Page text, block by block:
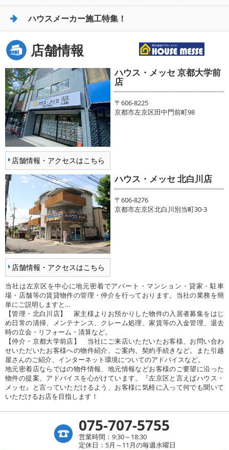
ハウスメーカー施工特集！
店舗情報
店舗情報・アクセスはこちら
ハウス・メッセ 京都大学前
店
〒606-8225
京都市左京区田中門前町98
店舗情報・アクセスはこちら
ハウス・メッセ 北白川店
〒606-8276
京都市左京区北白川別当町30-3
当社は左京区を中心に地元密着でアパート・マンション・貸家・駐車
場・店舗等の賃貸物件の管理・仲介を行っております。当社の業務を簡
単にご説明しますと…
【管理・北白川店】 家主様よりお預かりした物件の入居者募集をはじ
め日常の清掃、メンテナンス、クレーム処理、家賃等の入金管理、退去
時の立会・リフォーム・清算など。
【仲介・京都大学前店】 当社にご来店いただいたお客様、お問い合わ
せいただいたお客様への物件紹介、ご案内、契約手続きなど。また引越
屋さんのご紹介、インターネット環境についてのアドバイスなど。
地元密着店ならではの物件情報、地元情報などお客様のご要望に沿った
物件の提案、アドバイスを心がけています。『左京区と言えばハウス・
メッセ』と言っていただけるよう、お客様に気軽に入って何でも聞いて
いただけるお店を目指します！
075-707-5755
営業時間：9:30～18:30
定休日：5月～11月の毎週水曜日